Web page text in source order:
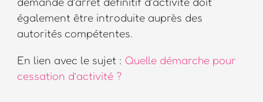
également être introduite auprès des
autorités compétentes.
En lien avec le sujet : Quelle démarche pour
cessation d’activité ?